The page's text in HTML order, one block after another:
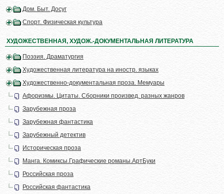
Дом. Быт. Досуг
Спорт. Физическая культура
ХУДОЖЕСТВЕННАЯ, ХУДОЖ.-ДОКУМЕНТАЛЬНАЯ ЛИТЕРАТУРА
Поэзия. Драматургия
Художественная литература на иностр. языках
Художественно-документальная проза. Мемуары
Афоризмы. Цитаты. Сборники произвед. разных жанров
Зарубежная проза
Зарубежная фантастика
Зарубежный детектив
Историческая проза
Манга. Комиксы.Графические романы.АртБуки
Российская проза
Российская фантастика